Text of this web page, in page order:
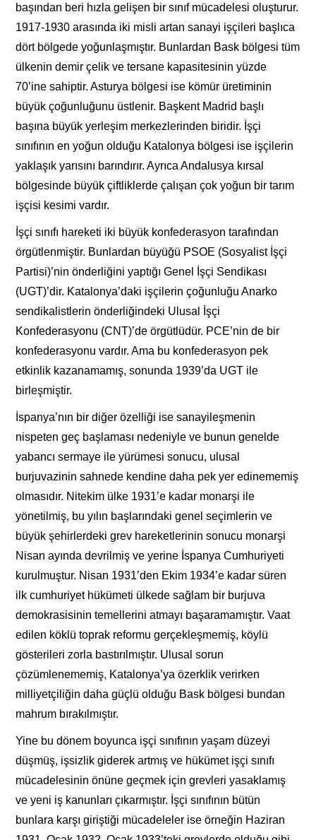
başından beri hızla gelişen bir sınıf mücadelesi oluşturur.
1917-1930 arasında iki misli artan sanayi işçileri başlıca
dört bölgede yoğunlaşmıştır. Bunlardan Bask bölgesi tüm
ülkenin demir çelik ve tersane kapasitesinin yüzde
70’ine sahiptir. Asturya bölgesi ise kömür üretiminin
büyük çoğunluğunu üstlenir. Başkent Madrid başlı
başına büyük yerleşim merkezlerinden biridir. İşçi
sınıfının en yoğun olduğu Katalonya bölgesi ise işçilerin
yaklaşık yarısını barındırır. Ayrıca Andalusya kırsal
bölgesinde büyük çiftliklerde çalışan çok yoğun bir tarım
işçisi kesimi vardır.
İşçi sınıfı hareketi iki büyük konfederasyon tarafından
örgütlenmiştir. Bunlardan büyüğü PSOE (Sosyalist İşçi
Partisi)’nin önderliğini yaptığı Genel İşçi Sendikası
(UGT)’dir. Katalonya’daki işçilerin çoğunluğu Anarko
sendikalistlerin önderliğindeki Ulusal İşçi
Konfederasyonu (CNT)’de örgütlüdür. PCE’nin de bir
konfederasyonu vardır. Ama bu konfederasyon pek
etkinlik kazanamamış, sonunda 1939’da UGT ile
birleşmiştir.
İspanya’nın bir diğer özelliği ise sanayileşmenin
nispeten geç başlaması nedeniyle ve bunun genelde
yabancı sermaye ile yürümesi sonucu, ulusal
burjuvazinin sahnede kendine daha pek yer edinememiş
olmasıdır. Nitekim ülke 1931’e kadar monarşi ile
yönetilmiş, bu yılın başlarındaki genel seçimlerin ve
büyük şehirlerdeki grev hareketlerinin sonucu monarşi
Nisan ayında devrilmiş ve yerine İspanya Cumhuriyeti
kurulmuştur. Nisan 1931’den Ekim 1934’e kadar süren
ilk cumhuriyet hükümeti ülkede sağlam bir burjuva
demokrasisinin temellerini atmayı başaramamıştır. Vaat
edilen köklü toprak reformu gerçekleşmemiş, köylü
gösterileri zorla bastırılmıştır. Ulusal sorun
çözümlenememiş, Katalonya’ya özerklik verirken
milliyetçiliğin daha güçlü olduğu Bask bölgesi bundan
mahrum bırakılmıştır.
Yine bu dönem boyunca işçi sınıfının yaşam düzeyi
düşmüş, işsizlik giderek artmış ve hükümet işçi sınıfı
mücadelesinin önüne geçmek için grevleri yasaklamış
ve yeni iş kanunları çıkarmıştır. İşçi sınıfının bütün
bunlara karşı giriştiği mücadeleler ise örneğin Haziran